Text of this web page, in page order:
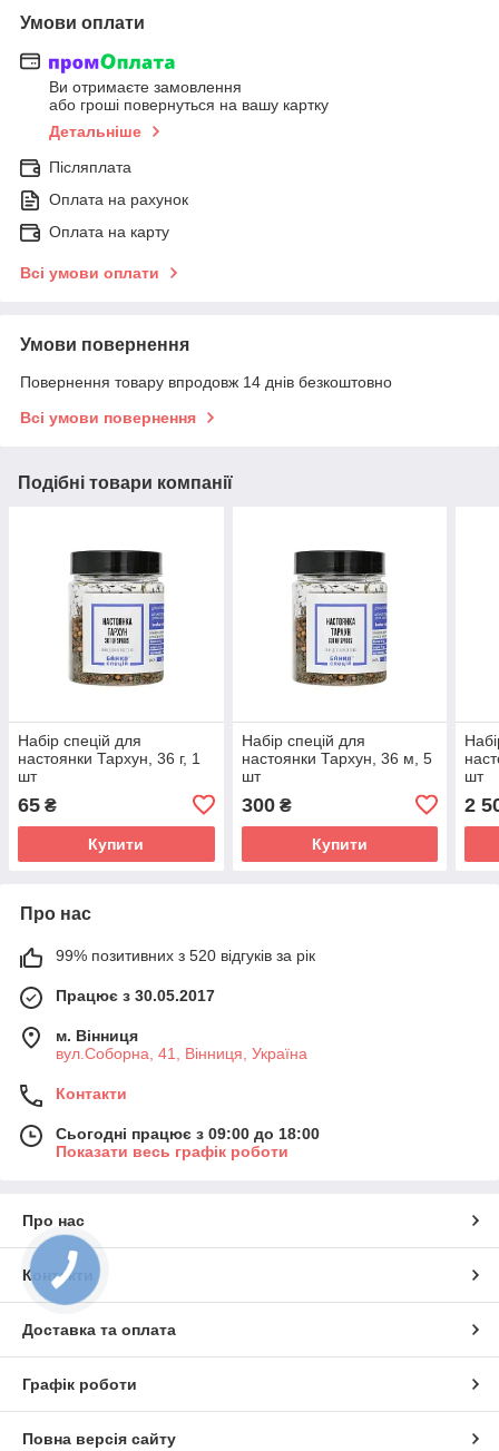
Умови оплати
Ви отримаєте замовлення
або гроші повернуться на вашу картку
Детальніше
Післяплата
Оплата на рахунок
Оплата на карту
Всі умови оплати
Умови повернення
Повернення товару впродовж 14 днів безкоштовно
Всі умови повернення
Подібні товари компанії
Набір спецій для
настоянки Тархун, 36 г, 1
шт
65 ₴
Купити
Набір спецій для
настоянки Тархун, 36 м, 5
шт
300₴
Купити
шт
2
Про нас
99% позитивних з 520 відгуків за рік
Працює з 30.05.2017
м. Вінниця
вул.Соборна, 41, Вінниця, Україна
Контакти
Сьогодні працює з 09:00 до 18:00
Показати весь графік роботи
Про нас
Контакти
Доставка та оплата
Графік роботи
Повна версія сайту